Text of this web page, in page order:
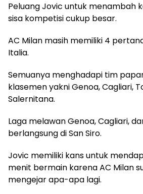
Peluang Jovic untuk menambah
sisa kompetisi cukup besar.
AC Milan masih memiliki 4
Italia.
Semuanya menghadapi tim
klasemen yakni Genoa, Cagliari,
Salernitana.
Laga melawan Genoa, Cagliari,
berlangsung di San Siro.
Jovic memiliki kans untuk
menit bermain karena AC Milan
mengejar apa-apa lagi.